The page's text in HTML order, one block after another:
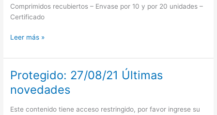
Comprimidos recubiertos – Envase por 10 y por 20 unidades –
Certificado
ANMAT
Leer más »
Protegido: 27/08/21 Últimas
novedades
Este contenido tiene acceso restringido, por favor ingrese su
Protegido:
Últimas